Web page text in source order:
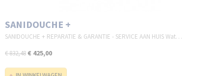
SANIDOUCHE +
SANIDOUCHE + REPARATIE & GARANTIE - SERVICE AAN HUIS Wat…
€ 832,48€ 425,00